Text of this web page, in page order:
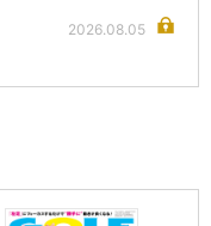
2026.08.05